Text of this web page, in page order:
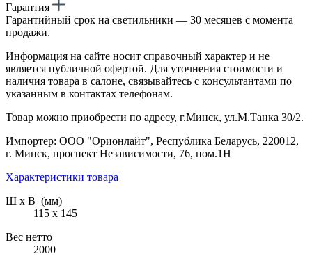
Гарантия
Гарантийный срок на светильники — 30 месяцев с момента
продажи.
Информация на сайте носит справочный характер и не
является публичной офертой. Для уточнения стоимости и
наличия товара в салоне, связывайтесь с консультантами по
указанным в контактах телефонам.
Товар можно приобрести по адресу, г.Минск, ул.М.Танка 30/2.
Импортер: ООО "Орионлайт", Республика Беларусь, 220012,
г. Минск, проспект Независимости, 76, пом.1Н
Характеристики товара
Ш х В (мм)
115 х 145
Вес нетто
2000